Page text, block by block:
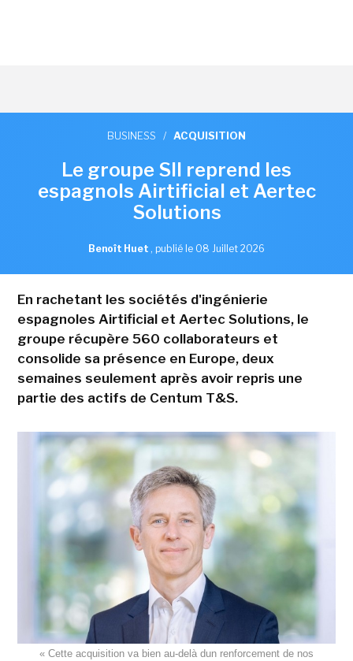
BUSINESS / ACQUISITION
Le groupe SII reprend les
espagnols Airtificial et Aertec
Solutions
Benoît Huet , publié le 08 Juillet 2026
En rachetant les sociétés d'ingénierie
espagnoles Airtificial et Aertec Solutions, le
groupe récupère 560 collaborateurs et
consolide sa présence en Europe, deux
semaines seulement après avoir repris une
partie des actifs de Centum T&S.
« Cette acquisition va bien au-delà dun renforcement de nos